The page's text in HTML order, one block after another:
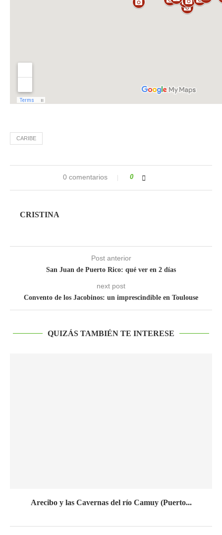
CARIBE
0 comentarios 0
CRISTINA
Post anterior
San Juan de Puerto Rico: qué ver en 2 días
next post
Convento de los Jacobinos: un imprescindible en Toulouse
QUIZÁS TAMBIÉN TE INTERESE
Arecibo y las Cavernas del río Camuy (Puerto...